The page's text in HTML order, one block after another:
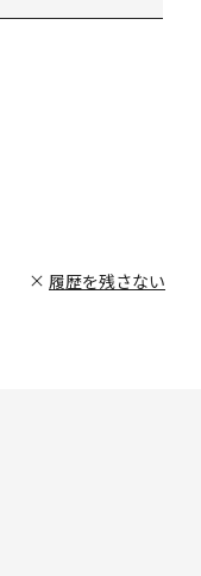
履歴を残さない